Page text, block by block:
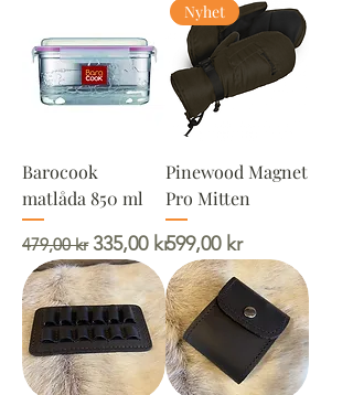
Barocook
matlåda 850 ml
Ordinarie pris
479,00 kr Reapris
335,00 kr
Nyhet
Pinewood Magnet
Pro Mitten
Pris
599,00 kr